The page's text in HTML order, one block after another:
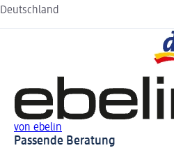
Deutschland
von ebelin
Passende Beratung